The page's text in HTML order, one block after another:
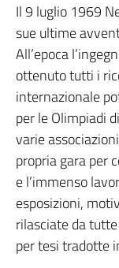
Il 9 luglio 1969
sue ultime
All’epoca
ottenuto tutti i
internazionale
per le Olimpiadi
varie
propria gara per
e l’immenso
esposizioni,
rilasciate da
per tesi tradotte